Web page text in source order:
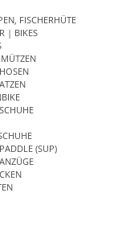
FISCHERHÜTE
| BIKES
(SUP)